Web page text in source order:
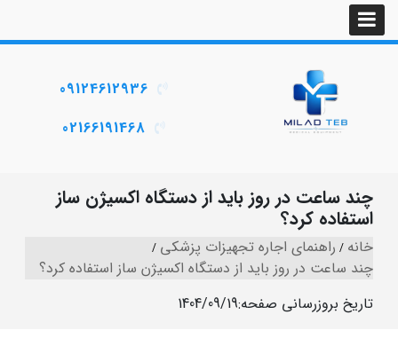
09124612936
02166191468
چند ساعت در روز باید از دستگاه اکسیژن‌ ساز
استفاده کرد؟
خانه راهنمای اجاره تجهیزات پزشکی
چند ساعت در روز باید از دستگاه اکسیژن ساز استفاده کرد؟
تاریخ بروزرسانی صفحه:1404/09/19